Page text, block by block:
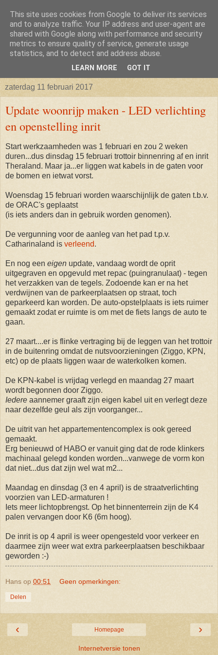
Isabellaland -> Biancaland
De belevenissen omtrent het verkrijgen van een bouwkavel
zaterdag 11 februari 2017
Update woonrijp maken - LED verlichting
en openstelling inrit
Start werkzaamheden was 1 februari en zou 2 weken
duren...dus dinsdag 15 februari trottoir binnenring af en inrit
Theraland. Maar ja...er liggen wat kabels in de gaten voor
de bomen en ietwat vorst.
Woensdag 15 februari worden waarschijnlijk de gaten t.b.v.
de ORAC's geplaatst
(is iets anders dan in gebruik worden genomen).
De vergunning voor de aanleg van het pad t.p.v.
Catharinaland is verleend.
En nog een eigen update, vandaag wordt de oprit
uitgegraven en opgevuld met repac (puingranulaat) - tegen
het verzakken van de tegels. Zodoende kan er na het
verdwijnen van de parkeerplaatsen op straat, toch
geparkeerd kan worden. De auto-opstelplaats is iets ruimer
gemaakt zodat er ruimte is om met de fiets langs de auto te
gaan.
27 maart....er is flinke vertraging bij de leggen van het trottoir
in de buitenring omdat de nutsvoorzieningen (Ziggo, KPN,
etc) op de plaats liggen waar de waterkolken komen.
De KPN-kabel is vrijdag verlegd en maandag 27 maart
wordt begonnen door Ziggo.
Iedere aannemer graaft zijn eigen kabel uit en verlegt deze
naar dezelfde geul als zijn voorganger...
De uitrit van het appartementencomplex is ook gereed
gemaakt.
Erg benieuwd of HABO er vanuit ging dat de rode klinkers
machinaal gelegd konden worden...vanwege de vorm kon
dat niet...dus dat zijn wel wat m2...
Maandag en dinsdag (3 en 4 april) is de straatverlichting
voorzien van LED-armaturen !
Iets meer lichtopbrengst. Op het binnenterrein zijn de K4
palen vervangen door K6 (6m hoog).
De inrit is op 4 april is weer opengesteld voor verkeer en
daarmee zijn weer wat extra parkeerplaatsen beschikbaar
geworden :-)
Hans op 00:51 Geen opmerkingen:
Delen
‹ ›
Homepage
Internetversie tonen
This site uses cookies from Google to deliver its services
and to analyze traffic. Your IP address and user-agent are
shared with Google along with performance and security
metrics to ensure quality of service, generate usage
statistics, and to detect and address abuse.
LEARN MORE GOT IT